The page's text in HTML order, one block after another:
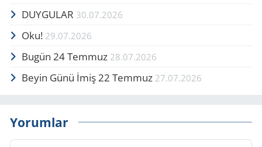
DUYGULAR 30.07.2026
Oku! 29.07.2026
Bugün 24 Temmuz 28.07.2026
Beyin Günü İmiş 22 Temmuz 27.07.2026
Yorumlar